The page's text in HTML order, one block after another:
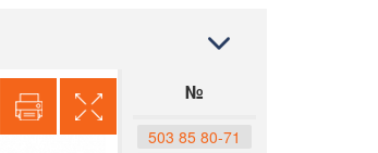
№
503 85 80-71